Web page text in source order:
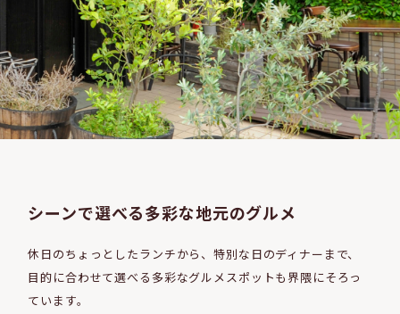
シーンで選べる多彩な地元のグルメ
休日のちょっとしたランチから、特別な日のディナーまで、
目的に合わせて選べる多彩なグルメスポットも界隈にそろっ
ています。